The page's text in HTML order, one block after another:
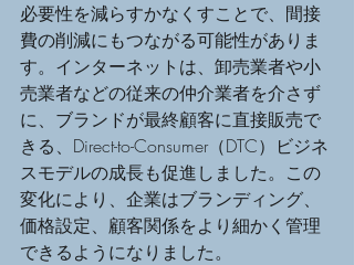
必要性を減らすかなくすことで、間接
費の削減にもつながる可能性がありま
す。インターネットは、卸売業者や小
売業者などの従来の仲介業者を介さず
に、ブランドが最終顧客に直接販売で
きる、Direct-to-Consumer（DTC）ビジネ
スモデルの成長も促進しました。この
変化により、企業はブランディング、
価格設定、顧客関係をより細かく管理
できるようになりました。